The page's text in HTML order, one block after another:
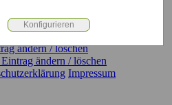
ändern / löschen
Eintrag ändern / löschen
Impressum